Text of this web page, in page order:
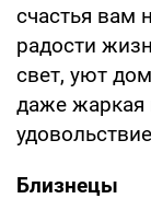
счастья вам
радости
свет, уют
даже жаркая
Близнецы